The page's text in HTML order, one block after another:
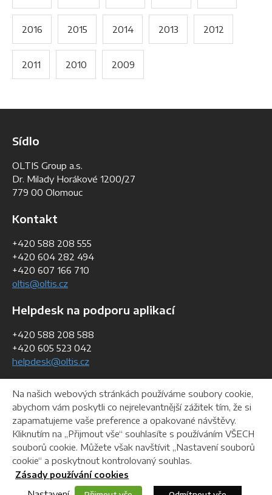
2016 2015 2014 2013 2012
2011 2010 2009
Sídlo
OLTIS Group a.s.
Dr. Milady Horákové 1200/27
779 00 Olomouc
Kontakt
+420 588 208 555
+420 604 282 494
+420 607 166 710
oltis@oltis.cz
Helpdesk na podporu aplikací
+420 588 208 588
+420 605 523 042
helpdesk@oltis.cz
Fakturační údaje
IČO:268 47 281
DIČ:CZ26847281
Helpdesk Ke stažení Webmaster
Na našich webových stránkách používáme soubory cookie,
abychom vám poskytli co nejrelevantnější zážitek tím, že si
zapamatujeme vaše preference a opakované návštěvy.
Kliknutím na „Přijmout vše“ souhlasíte s používáním VŠECH
souborů cookie. Můžete však navštívit „Nastavení souborů
cookie“ a poskytnout kontrolovaný souhlas.
Zásady používání cookies